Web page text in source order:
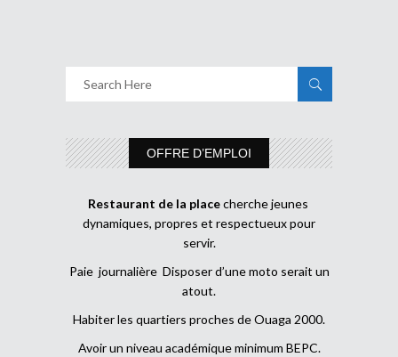
OFFRE D’EMPLOI
Restaurant de la placecherche jeunes
dynamiques, propres et respectueux pour
servir.
Paie journalière Disposer d’une moto serait un
atout.
Habiter les quartiers proches de Ouaga 2000.
Avoir un niveau académique minimum BEPC.